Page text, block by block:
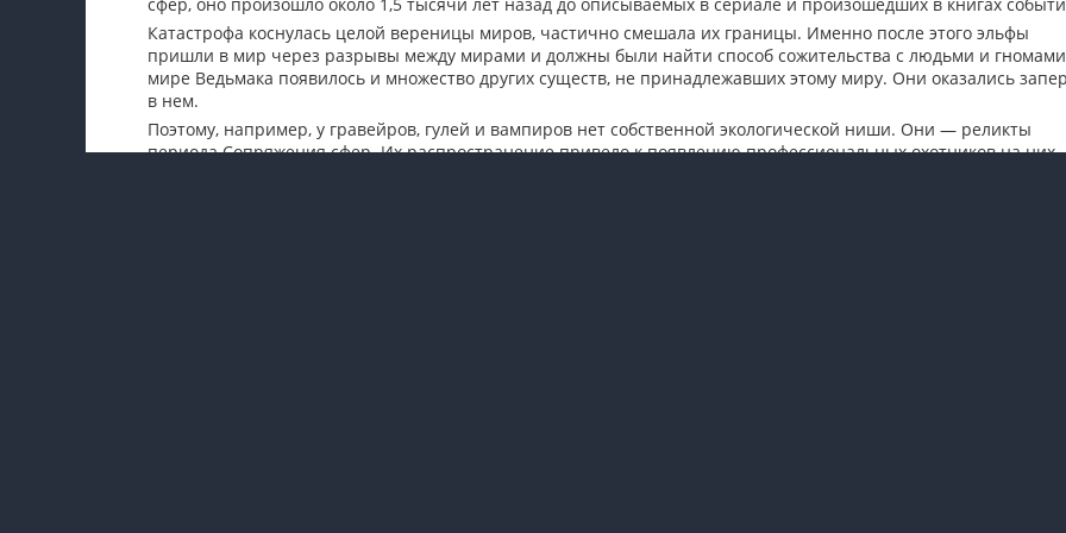
Катастрофа коснулась целой вереницы миров, частично смешала их границы. Именно после этого эльфы
пришли в мир через разрывы между мирами и должны были найти способ сожительства с людьми и
мире Ведьмака появилось и множество других существ, не принадлежавших этому миру. Они оказались
в нем.
Поэтому, например, у гравейров, гулей и вампиров нет собственной экологической ниши. Они — реликты
периода Сопряжения сфер. Их распространение привело к появлению профессиональных охотников на них